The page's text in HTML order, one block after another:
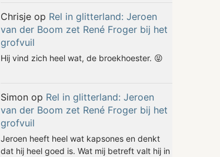
Chrisjeop Rel in glitterland: Jeroen
van der Boom zet René Froger bij het
grofvuil
Hij vind zich heel wat, de broekhoester. 😝
Simonop Rel in glitterland: Jeroen
van der Boom zet René Froger bij het
grofvuil
Jeroen heeft heel wat kapsones en denkt
dat hij heel goed is. Wat mij betreft valt hij in